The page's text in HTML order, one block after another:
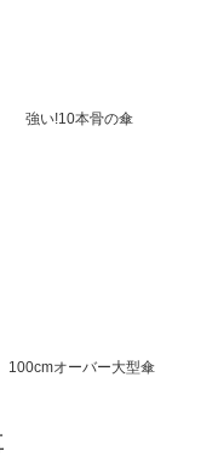
強い!10本骨の傘
100cmオーバー大型傘